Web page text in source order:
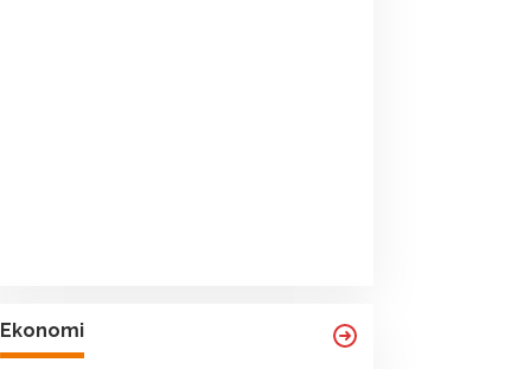
Ekonomi